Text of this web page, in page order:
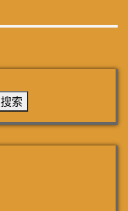
搜索